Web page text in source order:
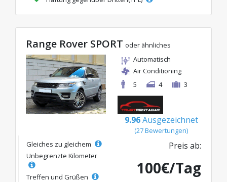
Range Rover SPORT oder ähnliches
Automatisch
Air Conditioning
5
4 3
9.96 Ausgezeichnet
(27 Bewertungen)
Gleiches zu gleichem
Unbegrenzte Kilometer
Treffen und Grüßen
Preis ab:
100€/Tag